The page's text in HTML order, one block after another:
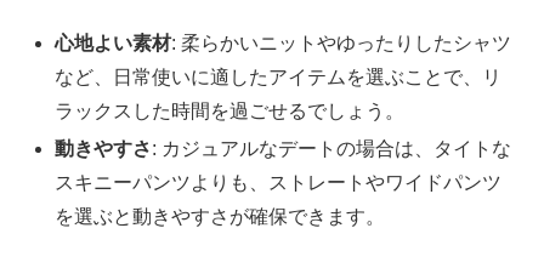
心地よい素材: 柔らかいニットやゆったりしたシャツ
など、日常使いに適したアイテムを選ぶことで、リ
ラックスした時間を過ごせるでしょう。
動きやすさ: カジュアルなデートの場合は、タイトな
スキニーパンツよりも、ストレートやワイドパンツ
を選ぶと動きやすさが確保できます。